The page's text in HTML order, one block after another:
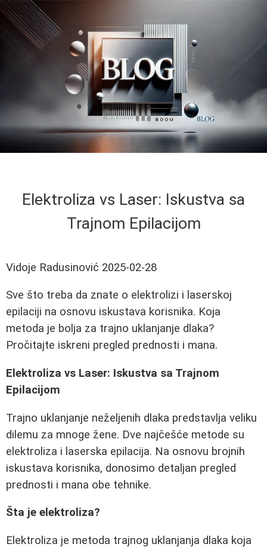
Elektroliza vs Laser: Iskustva sa
Trajnom Epilacijom
Vidoje Radusinović 2025-02-28
Sve što treba da znate o elektrolizi i laserskoj
epilaciji na osnovu iskustava korisnika. Koja
metoda je bolja za trajno uklanjanje dlaka?
Pročitajte iskreni pregled prednosti i mana.
Elektroliza vs Laser: Iskustva sa Trajnom
Epilacijom
Trajno uklanjanje neželjenih dlaka predstavlja veliku
dilemu za mnoge žene. Dve najčešće metode su
elektroliza i laserska epilacija. Na osnovu brojnih
iskustava korisnika, donosimo detaljan pregled
prednosti i mana obe tehnike.
Šta je elektroliza?
Elektroliza je metoda trajnog uklanjanja dlaka koja